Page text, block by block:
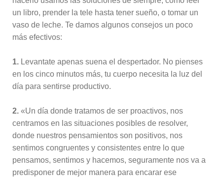
un libro, prender la tele hasta tener sueño, o tomar un
vaso de leche. Te damos algunos consejos un poco
más efectivos:
1. Levantate apenas suena el despertador. No pienses
en los cinco minutos más, tu cuerpo necesita la luz del
día para sentirse productivo.
2. «Un día donde tratamos de ser proactivos, nos
centramos en las situaciones posibles de resolver,
donde nuestros pensamientos son positivos, nos
sentimos congruentes y consistentes entre lo que
pensamos, sentimos y hacemos, seguramente nos va a
predisponer de mejor manera para encarar ese